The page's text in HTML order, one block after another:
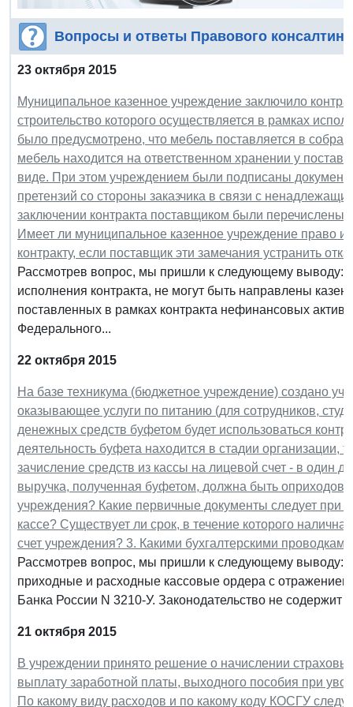
Вопросы и ответы Правового
23 октября 2015
Муниципальное казенное учреждение заключило
строительство которого осуществляется в рамках
было предусмотрено, что мебель поставляется в
мебель находится на ответственном хранении у
виде. При этом учреждением были подписаны
претензий со стороны заказчика в связи с
заключении контракта поставщиком были перечислены
Имеет ли муниципальное казенное учреждение право
контракту, если поставщик эти замечания устранить
Рассмотрев вопрос, мы пришли к следующему выводу:
исполнения контракта, не могут быть направлены
поставленных в рамках контракта нефинансовых
Федерального...
22 октября 2015
На базе техникума (бюджетное учреждение) создано
оказывающее услуги по питанию (для сотрудников,
денежных средств буфетом будет использоваться
деятельность буфета находится в стадии организации,
зачисление средств из кассы на лицевой счет - в один
выручка, полученная буфетом, должна быть
учреждения? Какие первичные документы следует при
кассе? Существует ли срок, в течение которого
счет учреждения? 3. Какими бухгалтерскими
Рассмотрев вопрос, мы пришли к следующему выводу:
приходные и расходные кассовые ордера с
Банка России N 3210-У. Законодательство не
21 октября 2015
В учреждении принято решение о начислении
выплату заработной платы, выходного пособия при
По какому виду расходов и по какому коду КОСГУ